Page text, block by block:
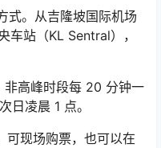
式。从吉隆坡国际机场
车站（KL Sentral），
非高峰时段每 20 分钟一
日凌晨 1 点。
可现场购票，也可以在